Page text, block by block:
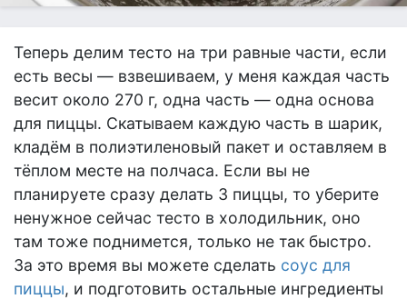
Теперь делим тесто на три равные части, если
есть весы — взвешиваем, у меня каждая часть
весит около 270 г, одна часть — одна основа
для пиццы. Скатываем каждую часть в шарик,
кладём в полиэтиленовый пакет и оставляем в
тёплом месте на полчаса. Если вы не
планируете сразу делать 3 пиццы, то уберите
ненужное сейчас тесто в холодильник, оно
там тоже поднимется, только не так быстро.
За это время вы можете сделать соус для
пиццы, и подготовить остальные ингредиенты